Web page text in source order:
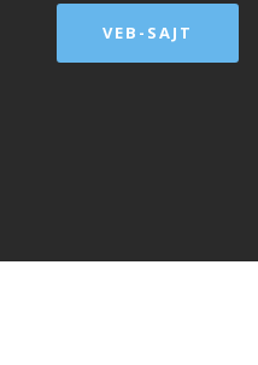
VEB-SAJT